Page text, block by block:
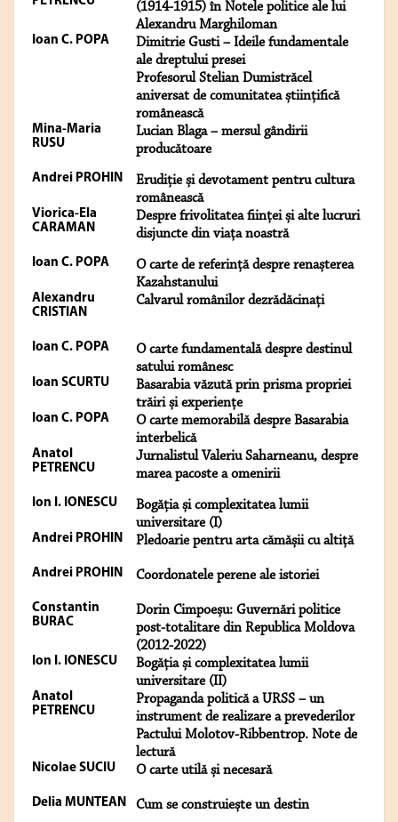
(1914-1915) în Notele politice ale lui
Alexandru Marghiloman
Ioan C. POPA
Dimitrie Gusti – Ideile fundamentale
ale dreptului presei
Profesorul Stelian Dumistrăcel
aniversat de comunitatea științifică
românească
Mina-Maria
RUSU
Lucian Blaga – mersul gândirii
producătoare
Andrei PROHIN
Erudiție și devotament pentru cultura
românească
Viorica-Ela
CARAMAN
Despre frivolitatea ființei și alte lucruri
disjuncte din viața noastră
Ioan C. POPA
O carte de referință despre renașterea
Kazahstanului
Alexandru
CRISTIAN
Calvarul românilor dezrădăcinaţi
Ioan C. POPA
O carte fundamentală despre destinul
satului românesc
Ioan SCURTU
Basarabia văzută prin prisma propriei
trăiri și experiențe
Ioan C. POPA
O carte memorabilă despre Basarabia
interbelică
Anatol
PETRENCU
Jurnalistul Valeriu Saharneanu, despre
marea pacoste a omenirii
Ion I. IONESCU
Bogăția și complexitatea lumii
universitare (I)
Andrei PROHIN Pledoarie pentru arta cămășii cu altiță
Andrei PROHIN Coordonatele perene ale istoriei
Constantin
BURAC
Dorin Cimpoeșu: Guvernări politice
post-totalitare din Republica Moldova
(2012-2022)
Ion I. IONESCU
Bogăția și complexitatea lumii
universitare (II)
Anatol
PETRENCU
Propaganda politică a URSS – un
instrument de realizare a prevederilor
Pactului Molotov-Ribbentrop. Note de
lectură
Nicolae SUCIU O carte utilă și necesară
Delia MUNTEAN Cum se construiește un destin